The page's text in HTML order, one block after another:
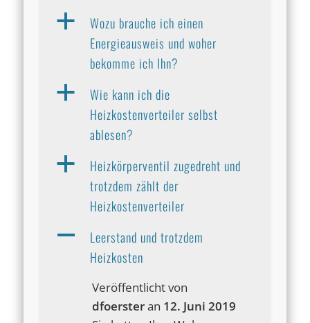
a
Wozu brauche ich einen
Energieausweis und woher
bekomme ich Ihn?
a
Wie kann ich die
Heizkostenverteiler selbst
ablesen?
a
Heizkörperventil zugedreht und
trotzdem zählt der
Heizkostenverteiler
A
Leerstand und trotzdem
Heizkosten
Veröffentlicht von
dfoersteran 12. Juni 2019